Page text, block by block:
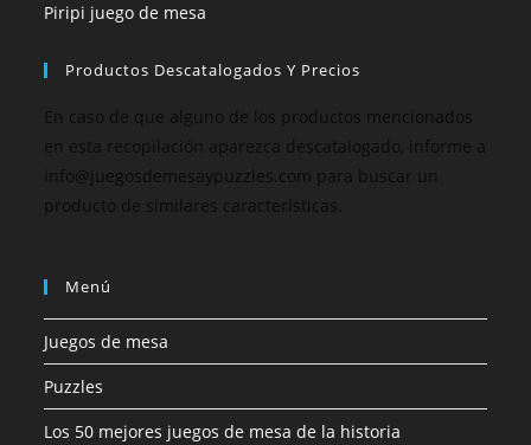
Piripi juego de mesa
Productos Descatalogados Y Precios
En caso de que alguno de los productos mencionados
en esta recopilación aparezca descatalogado, informe a
info@juegosdemesaypuzzles.com para buscar un
producto de similares características.
Menú
Juegos de mesa
Puzzles
Los 50 mejores juegos de mesa de la historia